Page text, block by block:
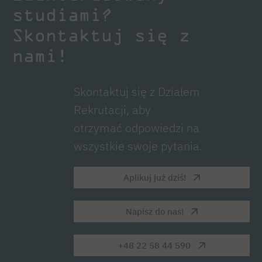
studiami?
Skontaktuj się z
nami!
Skontaktuj się z Działem
Rekrutacji, aby
otrzymać odpowiedzi na
wszystkie swoje pytania.
Aplikuj już dziś!
Napisz do nas!
+48 22 58 44 590